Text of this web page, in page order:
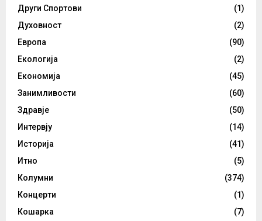
Други Спортови
(1)
Духовност
(2)
Европа
(90)
Екологија
(2)
Економија
(45)
Занимливости
(60)
Здравје
(50)
Интервју
(14)
Историја
(41)
Итно
(5)
Колумни
(374)
Концерти
(1)
Кошарка
(7)